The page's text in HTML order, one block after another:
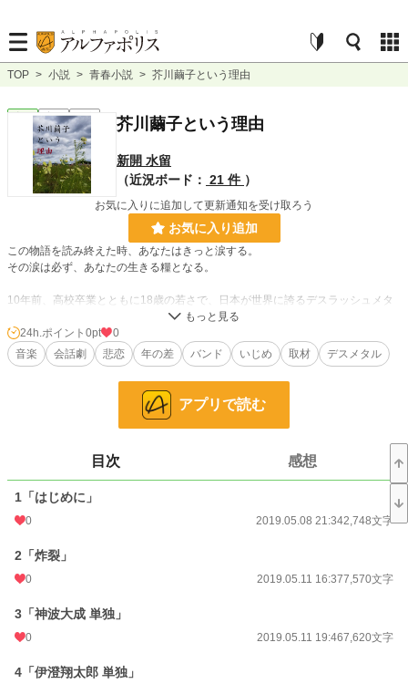
TOP > 小説 > 青春小説 > 芥川繭子という理由
完結 長編 芥川繭子という理由
新開 水留
（近況ボード： 21 件 ）
お気に入りに追加して更新通知を受け取ろう
お気に入り追加
この物語を読み終えた時、あなたはきっと涙する。
その涙は必ず、あなたの生きる糧となる。
10年前、高校卒業とともに18歳の若さで、日本が世界に誇るデスラッシュメタ
ルバンド「DAWNHAMMER」に加入した芥川繭子。誰も知り得なかった彼女の
秘めたるその思いとは。
繭子を取り巻く曲者揃いの男達と、彼らを支える幼馴染のマネージャー、ファッ
ションモデル、悪友達の織り成す会話群像劇。
「これは彼らに一年間の密着取材を行う日々の中で見た、人間の本気とは何かと
いう問いかけに対する答えである。例え音楽に興味がなく、ヘヴィメタルに興味
がなかったとしても、今を「本気」で生きるすべての人に読んで欲しい。彼らの
主にインタビュー形式ですが、物語です。全76回。
お気に入り
24h.ポイント 0 pt
24h.ポイント 0pt
0
音楽
会話劇 悲恋 年の差 バンド いじめ 取材 デスメタル
アプリで読む
目次 感想
1「はじめに」
0 2019.05.08 21:342,748文字
2「炸裂」
0 2019.05.11 16:377,570文字
3「神波大成 単独」
0 2019.05.11 19:467,620文字
4「伊澄翔太郎 単独」